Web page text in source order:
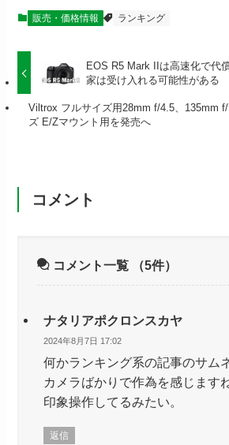
販売・価格情報 ランキング
EOS R5 Mark IIは高速化で代
家は受け入れる可能性がある
Viltrox フルサイズ用28mm f/4.5、135mm
ズ E/Zマウント用を発売へ
コメント
コメント一覧 （5件）
ナタリアポクロンスカヤ
2024年8月7日 17:02
何かランキング系の記事のサム
カメラばかりで作為を感じますね
印象操作してるみたい。
返信